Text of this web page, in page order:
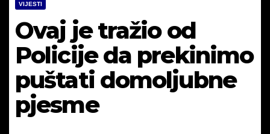
VIJESTI
Ovaj je tražio od
Policije da prekinimo
puštati domoljubne
pjesme